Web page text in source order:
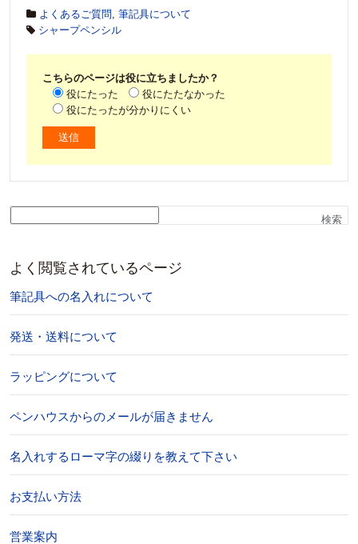
よくあるご質問, 筆記具について
シャープペンシル
こちらのページは役に立ちましたか？
役にたった
役にたたなかった
役にたったが分かりにくい
検索
よく閲覧されているページ
筆記具への名入れについて
発送・送料について
ラッピングについて
ペンハウスからのメールが届きません
名入れするローマ字の綴りを教えて下さい
お支払い方法
営業案内